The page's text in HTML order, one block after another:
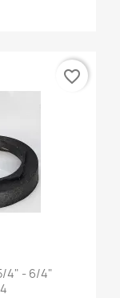
4" - 6/4"
favorite_border